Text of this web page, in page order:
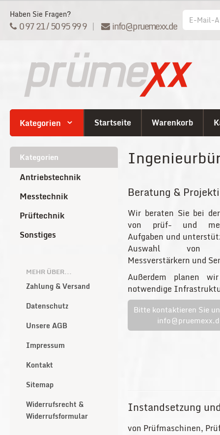
Haben Sie Fragen?
0 97 21 / 50 95 99 9 | info@pruemexx.de
Kategorien Startseite Warenkorb
Beratung &
Wir beraten Sie bei
von prüf- und
Aufgaben und
Auswahl von
Messverstärkern und
Außerdem planen
notwendige
Bitte kontaktieren Sie
Instandsetzung
von Prüfmaschinen,
Kategorien
Antriebstechnik
Messtechnik
Prüftechnik
Sonstiges
MEHR ÜBER...
Zahlung & Versand
Datenschutz
Unsere AGB
Impressum
Kontakt
Sitemap
Widerrufsrecht &
Widerrufsformular